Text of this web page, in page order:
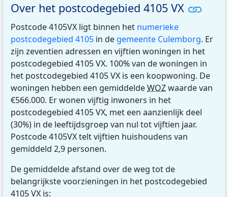
Over het postcodegebied 4105 VX
Postcode 4105VX ligt binnen het numerieke
postcodegebied 4105 in de gemeente Culemborg. Er
zijn zeventien adressen en vijftien woningen in het
postcodegebied 4105 VX. 100% van de woningen in
het postcodegebied 4105 VX is een koopwoning. De
woningen hebben een gemiddeldeWOZwaarde van
€566.000. Er wonen vijftig inwoners in het
postcodegebied 4105 VX, met een aanzienlijk deel
(30%) in de leeftijdsgroep van nul tot vijftien jaar.
Postcode 4105VX telt vijftien huishoudens van
gemiddeld 2,9 personen.
De gemiddelde afstand over de weg tot de
belangrijkste voorzieningen in het postcodegebied
4105 VX is: